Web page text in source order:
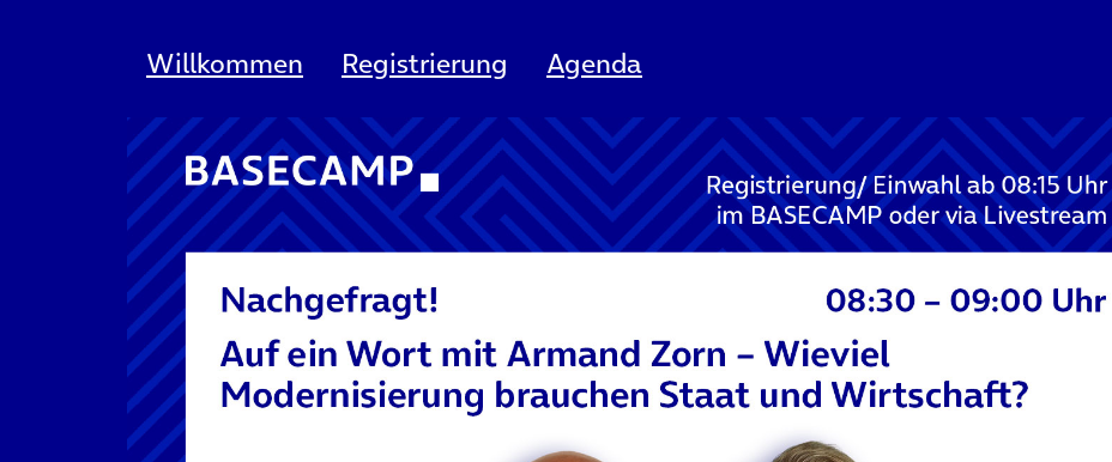
Willkommen Registrierung Agenda